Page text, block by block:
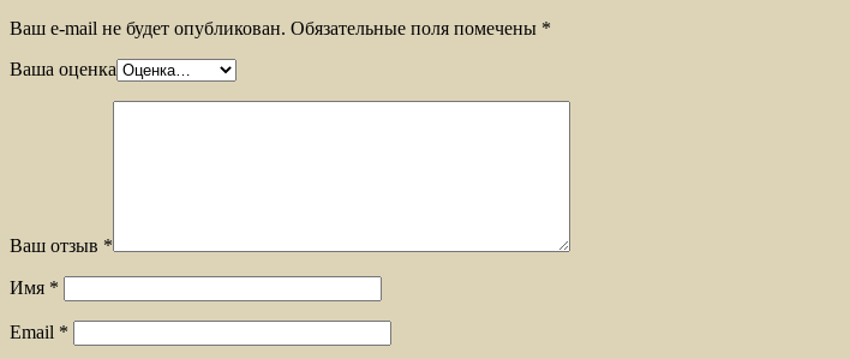
Ваш e-mail не будет опубликован. Обязательные поля помечены *
Ваша оценка
Ваш отзыв *
Имя *
Email *